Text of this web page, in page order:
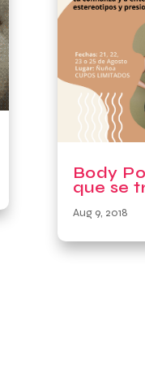
Body
que se
Aug 9, 2018